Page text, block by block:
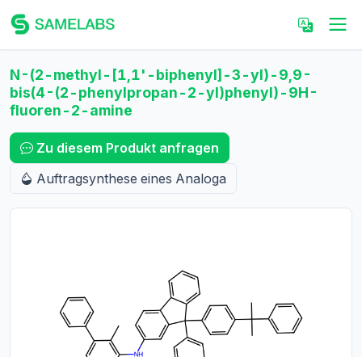
N-(2-methyl-[1,1'-biphenyl]-3-yl)-9,9-
bis(4-(2-phenylpropan-2-yl)phenyl)-9H-
fluoren-2-amine
Zu diesem Produkt anfragen
Auftragsynthese eines Analoga